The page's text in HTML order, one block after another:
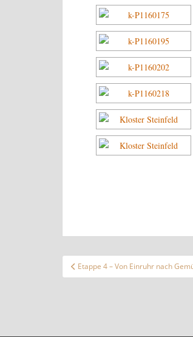
Beitragsnavigation
Etappe 4 – Von Einruhr nach